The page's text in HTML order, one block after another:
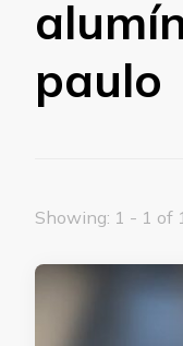
paulo
Showing: 1 - 1 of